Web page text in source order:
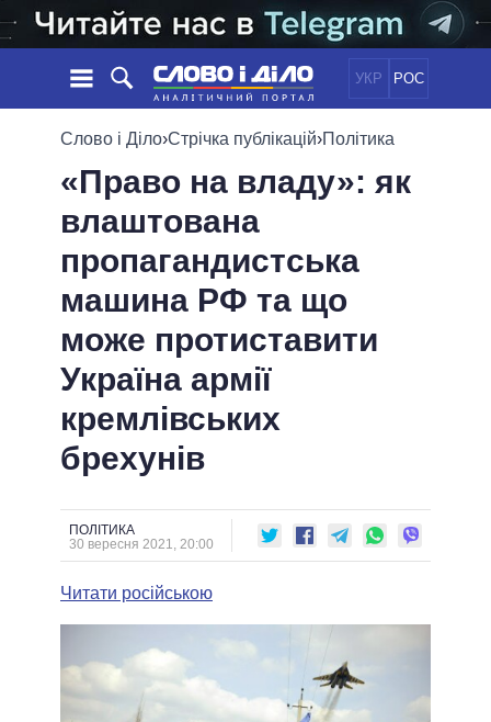
УКР РОС
НОВИНИ
СТРІЧКА
ПОДІЇ
СТАТТІ
ДУМКИ
ОГЛЯДИ
ДАЙДЖЕСТИ
ПОЛІТИКА
СУСПІЛЬСТВО
ОБIЦЯНКИ
ПОЛIТИКИ
УСІ ПОЛІТИКИ
ПРЕЗИДЕНТ І ОФІС
ВЕРХОВНА РАДА
КАБІНЕТ МІНІСТРІВ
ГОЛОВИ ОБЛАДМІНІСТРАЦІЙ
ВСІ ПЕРСОНИ
ІНФОГРАФІКА
ВІДЕО
ПІДТРИМАТИ
ПОРІВНЯННЯ ПОЛІТИКІВ
Слово і Діло›Стрічка публікацій›Політика
«Право на владу»: як
влаштована
пропагандистська
машина РФ та що
може протиставити
Україна армії
кремлівських
брехунів
ПОЛІТИКА
30 вересня 2021, 20:00
Читати російською